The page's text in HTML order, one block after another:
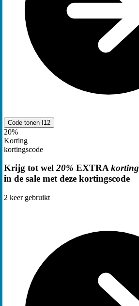
Code tonen I12
20%
Korting
kortingscode
Krijg tot wel20% EXTRAkorting
in de sale met deze kortingscode
2 keer gebruikt